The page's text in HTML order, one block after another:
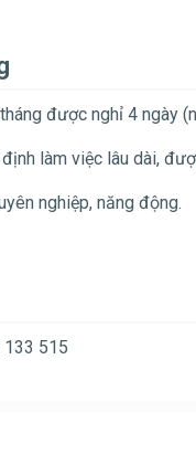
được nghỉ 4 ngày
làm việc lâu dài,
nghiệp, năng động.
133 515